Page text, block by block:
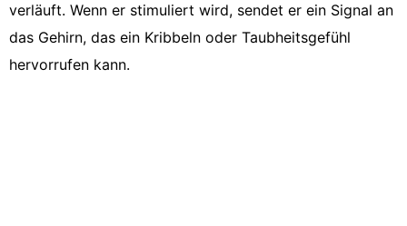
verläuft. Wenn er stimuliert wird, sendet er ein Signal an
das Gehirn, das ein Kribbeln oder Taubheitsgefühl
hervorrufen kann.